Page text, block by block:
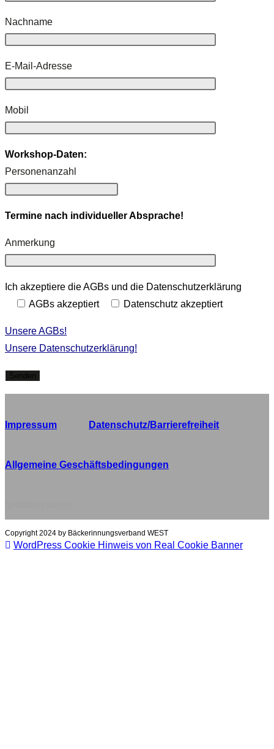
Nachname
E-Mail-Adresse
Mobil
Workshop-Daten:
Personenanzahl
Termine nach individueller Absprache!
Anmerkung
Ich akzeptiere die AGBs und die Datenschutzerklärung
AGBs akzeptiert
Datenschutz akzeptiert
Unsere AGBs!
Unsere Datenschutzerklärung!
Impressum Datenschutz/Barrierefreiheit
Allgemeine Geschäftsbedingungen
Copyright 2024 by Bäckerinnungsverband WEST
WordPress Cookie Hinweis von Real Cookie Banner